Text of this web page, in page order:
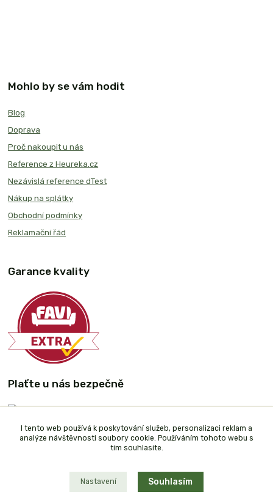
Mohlo by se vám hodit
Blog
Doprava
Proč nakoupit u nás
Reference z Heureka.cz
Nezávislá reference dTest
Nákup na splátky
Obchodní podmínky
Reklamační řád
Garance kvality
Plaťte u nás bezpečně
I tento web používá k poskytování služeb, personalizaci reklam a
analýze návštěvnosti soubory cookie. Používáním tohoto webu s
tím souhlasíte.
Nastavení Souhlasím